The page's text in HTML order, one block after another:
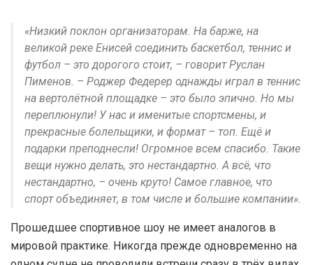
«Низкий поклон организаторам. На барже, на
великой реке Енисей соединить баскетбол, теннис и
футбол – это дорогого стоит, – говорит Руслан
Пименов. – Роджер Федерер однажды играл в теннис
на вертолётной площадке – это было эпично. Но мы
переплюнули! У нас и именитые спортсмены, и
прекрасные болельщики, и формат – топ. Ещё и
подарки преподнесли! Огромное всем спасибо. Такие
вещи нужно делать, это нестандартно. А всё, что
нестандартно, – очень круто! Самое главное, что
спорт объединяет, в том числе и большие компании».
Прошедшее спортивное шоу не имеет аналогов в
мировой практике. Никогда прежде одновременно на